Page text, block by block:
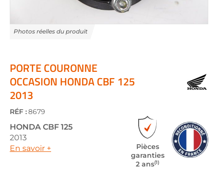
the
beginning
of
the
images
gallery
PORTE COURONNE
OCCASION HONDA CBF 125
2013
RÉF :8679
HONDA CBF 125
2013
En savoir +
Pièces
garanties
2 ans(1)